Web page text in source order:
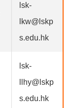
lsk-
lkw@lskp
s.edu.hk
lsk-
llhy@lskp
s.edu.hk